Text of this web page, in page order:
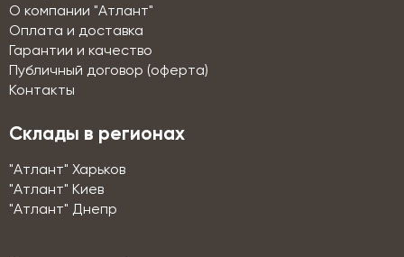
О компании "Атлант"
Оплата и доставка
Гарантии и качество
Публичный договор (оферта)
Контакты
Склады в регионах
"Атлант" Харьков
"Атлант" Киев
"Атлант" Днепр